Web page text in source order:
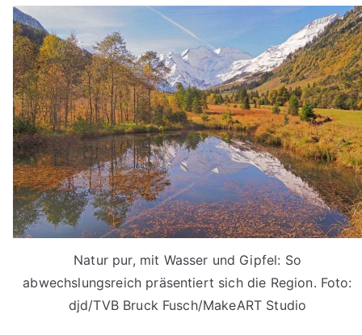
Natur pur, mit Wasser und Gipfel: So
abwechslungsreich präsentiert sich die Region. Foto:
djd/TVB Bruck Fusch/MakeART Studio